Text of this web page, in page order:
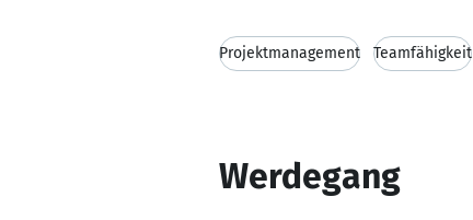
Projektmanagement Teamfähigkeit
Werdegang